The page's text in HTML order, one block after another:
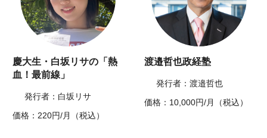
慶大生・白坂リサの「熱
血！最前線」
発行者：白坂リサ
価格：220円/月（税込）
渡邉哲也政経塾
発行者：渡邉哲也
価格：10,000円/月（税込）